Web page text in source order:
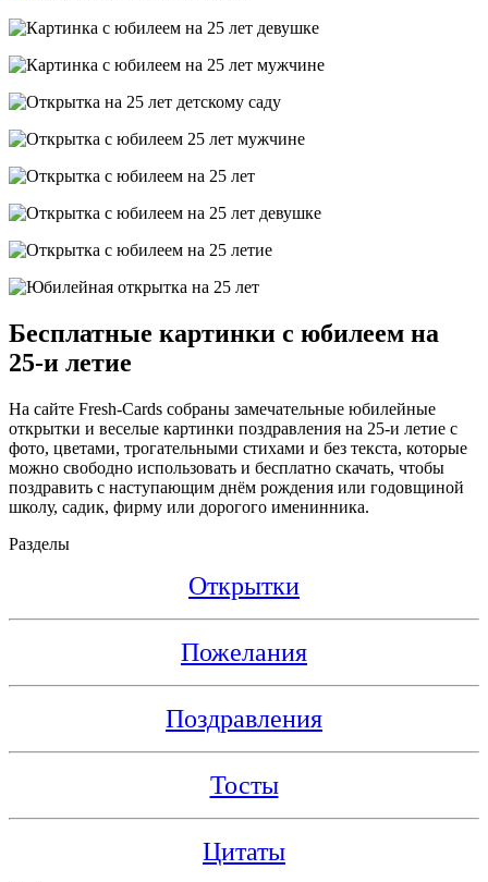
Бесплатные картинки с юбилеем на
25-и летие
На сайте Fresh-Cards собраны замечательные юбилейные
открытки и веселые картинки поздравления на 25-и летие с
фото, цветами, трогательными стихами и без текста, которые
можно свободно использовать и бесплатно скачать, чтобы
поздравить с наступающим днём рождения или годовщиной
школу, садик, фирму или дорогого именинника.
Разделы
Открытки
Пожелания
Поздравления
Тосты
Цитаты